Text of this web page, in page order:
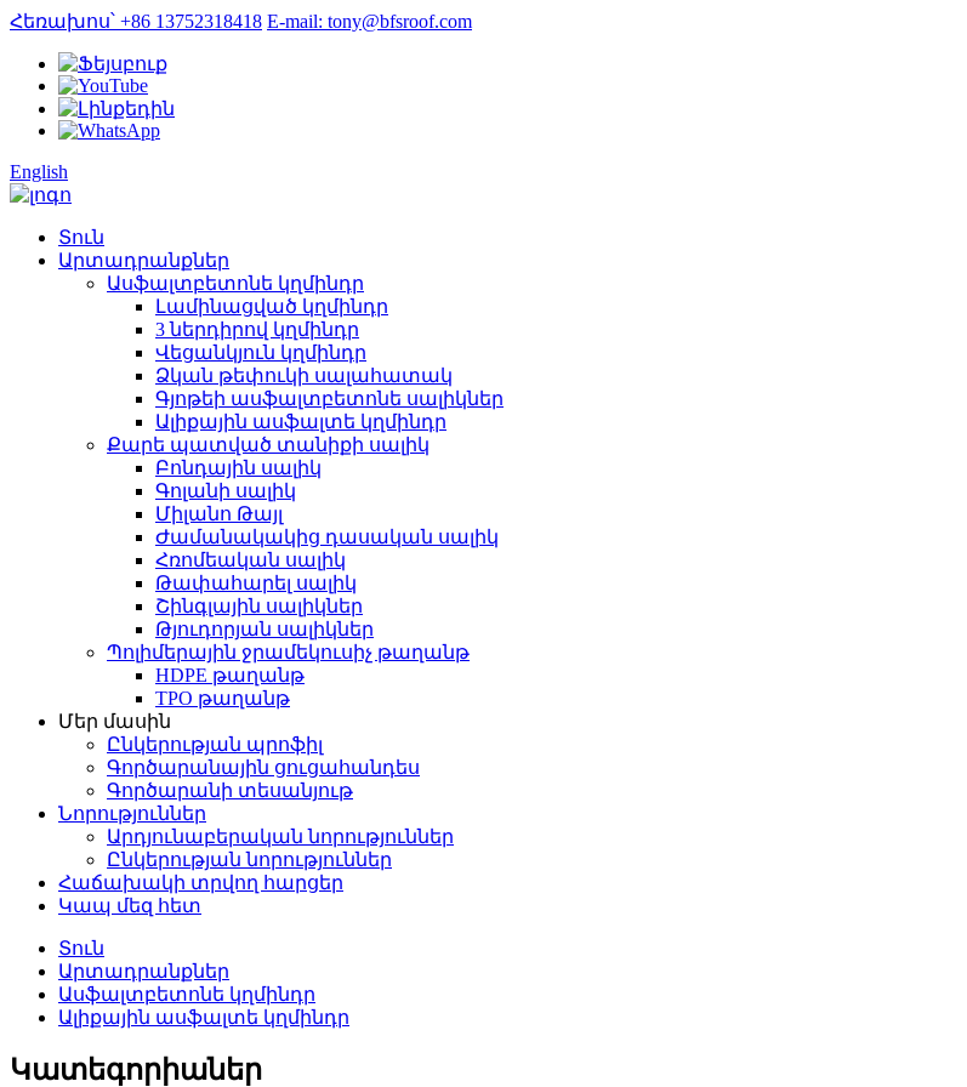
Հեռախոս՝ +86 13752318418 E-mail: tony@bfsroof.com
English
Տուն
Արտադրանքներ
Ասֆալտբետոնե կղմինդր
Լամինացված կղմինդր
3 ներդիրով կղմինդր
Վեցանկյուն կղմինդր
Ձկան թեփուկի սալահատակ
Գյոթեի ասֆալտբետոնե սալիկներ
Ալիքային ասֆալտե կղմինդր
Քարե պատված տանիքի սալիկ
Բոնդային սալիկ
Գոլանի սալիկ
Միլանո Թայլ
Ժամանակակից դասական սալիկ
Հռոմեական սալիկ
Թափահարել սալիկ
Շինգլային սալիկներ
Թյուդորյան սալիկներ
Պոլիմերային ջրամեկուսիչ թաղանթ
HDPE թաղանթ
TPO թաղանթ
Մեր մասին
Ընկերության պրոֆիլ
Գործարանային ցուցահանդես
Գործարանի տեսանյութ
Նորություններ
Արդյունաբերական նորություններ
Ընկերության նորություններ
Հաճախակի տրվող հարցեր
Կապ մեզ հետ
Տուն
Արտադրանքներ
Ասֆալտբետոնե կղմինդր
Ալիքային ասֆալտե կղմինդր
Կատեգորիաներ